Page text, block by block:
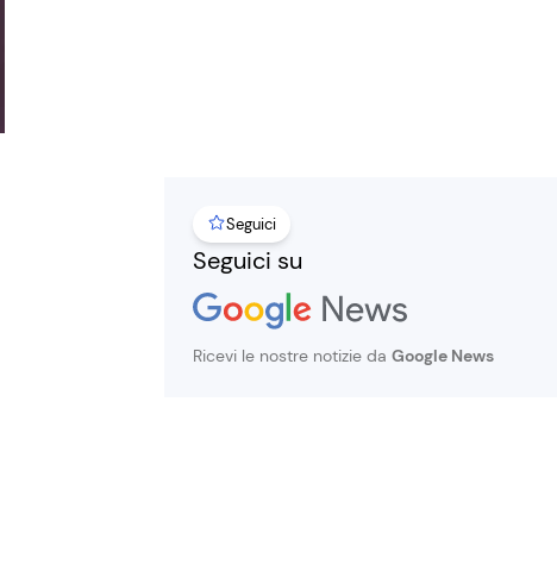
Seguici
Seguici su
Ricevi le nostre notizie da Google News